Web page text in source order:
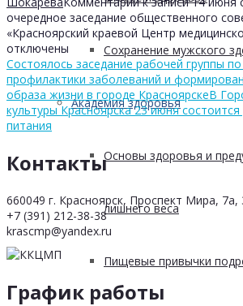
Сохранение мужского
Академия здоровья
Основы здоровья и
лишнего веса
Пищевые привычки
очередное заседание общественного
«Красноярский краевой Центр
отключены
Состоялось заседание рабочей группы
профилактики заболеваний и
образа жизни в городе КрасноярскеВ
культуры Красноярска 23 июня
питания
Контакты
660049 г. Красноярск, Проспект Мира, 7а,
+7 (391) 212-38-38
krascmp@yandex.ru
График работы